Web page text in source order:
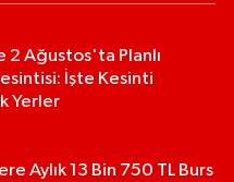
2 Ağustos'ta Planlı
İşte Kesinti
Yerler
Aylık 13 Bin 750 TL Burs